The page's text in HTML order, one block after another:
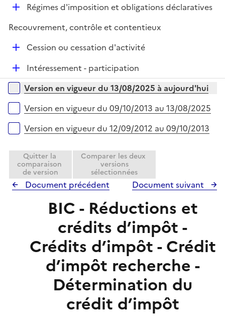
e
r
p
i
e
D
p
r
Régimes d'imposition et obligations déclaratives
Recouvrement, contrôle et contentieux
D
e
Cession ou cessation d'activité
D
é
p
e
Intéressement - participation
Versions sur la période
Version en vigueur du 13/08/2025 à aujourd'hui
Version en vigueur du 09/10/2013 au 13/08/2025
Version en vigueur du 12/09/2012 au 09/10/2013
Quitter la
comparaison
de version
Comparer les deux
versions
sélectionnées
Document précédent Document suivant
BIC - Réductions et
crédits d’impôt -
Crédits d’impôt - Crédit
d’impôt recherche -
Détermination du
crédit d’impôt